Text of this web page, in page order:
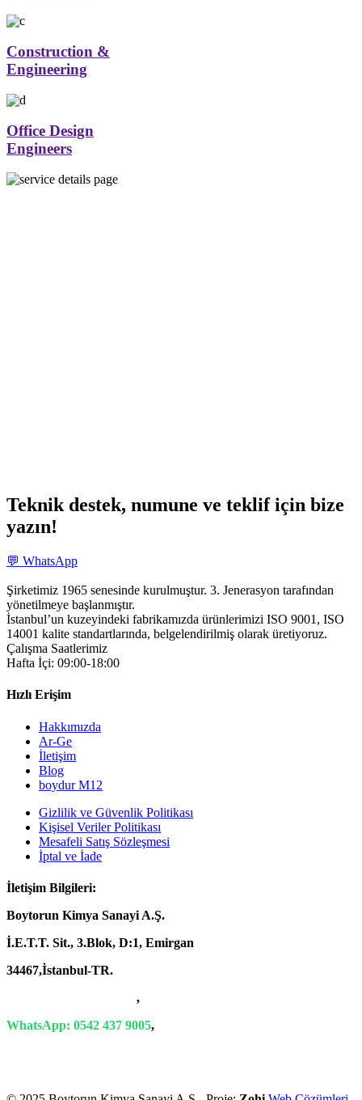
Construction &
Engineering
Office Design
Engineers
Teknik destek, numune ve teklif için bize
yazın!
💬 WhatsApp
Şirketimiz 1965 senesinde kurulmuştur. 3. Jenerasyon tarafından
yönetilmeye başlanmıştır.
İstanbul’un kuzeyindeki fabrikamızda ürünlerimizi ISO 9001, ISO
14001 kalite standartlarında, belgelendirilmiş olarak üretiyoruz.
Çalışma Saatlerimiz
Hafta İçi: 09:00-18:00
Hızlı Erişim
Hakkımızda
Ar-Ge
İletişim
Blog
boydur M12
Gizlilik ve Güvenlik Politikası
Kişisel Veriler Politikası
Mesafeli Satış Sözleşmesi
İptal ve İade
İletişim Bilgileri:
Boytorun Kimya Sanayi A.Ş.
İ.E.T.T. Sit., 3.Blok, D:1, Emirgan
34467,İstanbul-TR.
,
WhatsApp: 0542 437 9005,